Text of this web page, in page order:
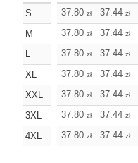
S 37.80 zł 37.44 zł
M
37.80 zł 37.44 zł
L
37.80 zł 37.44 zł
XL
37.80 zł 37.44 zł
XXL
37.80 zł 37.44 zł
3XL
37.80 zł 37.44 zł
4XL
37.80 zł 37.44 zł